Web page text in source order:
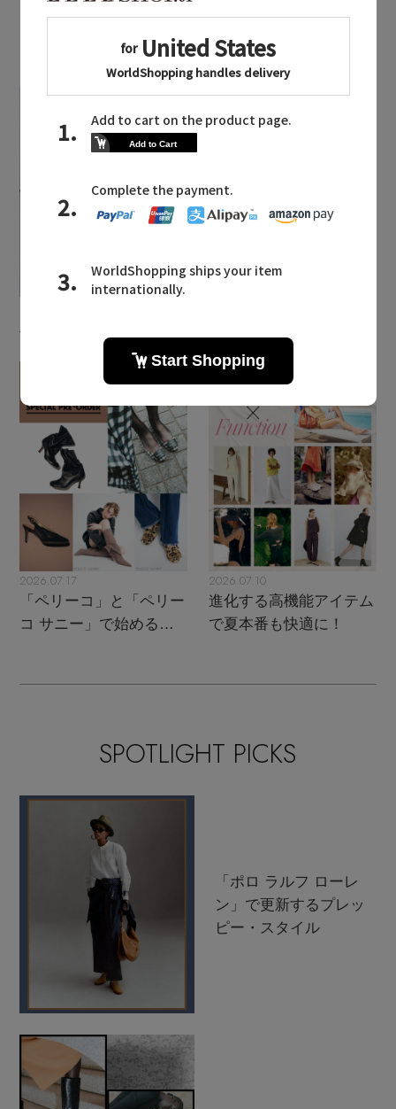
LATEST TOPICS
ーエフシーエル」のPOP
リラクス」のニューモダ
ンクラシック
2026.07.17
「ペリーコ」と「ペリー
コ サニー」で始める秋
2026.07.10
進化する高機能アイテム
で夏本番も快適に！
SPOTLIGHT PICKS
「ポロ ラルフ ローレ
ン」で更新するプレッ
ピー・スタイル